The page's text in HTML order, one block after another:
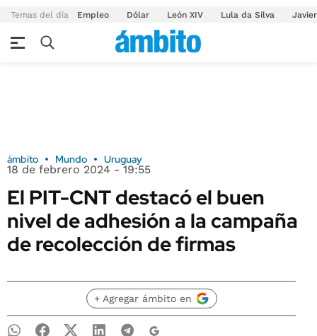
Temas del día Empleo Dólar León XIV Lula da Silva
ámbito Mundo Uruguay
18 de febrero 2024 - 19:55
El PIT-CNT destacó el buen
nivel de adhesión a la campaña
de recolección de firmas
+ Agregar ámbito en